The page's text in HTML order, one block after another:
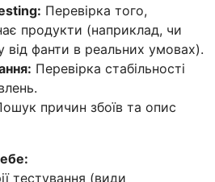
Перевірка того,
продукти (наприклад, чи
від фанти в реальних умовах).
Перевірка стабільності
причин збоїв та опис
тестування (види